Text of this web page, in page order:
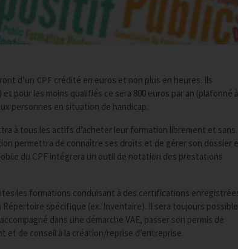
d’un CPF crédité en euros et non plus en heures. Ils
pour les moins qualifiés ce sera 800 euros par an (plafonné à
personnes en situation de handicap.
à tous les actifs d’acheter leur formation librement et sans
permettra de connaître ses droits et de gérer son dossier
du CPF intégrera un outil de notation des prestations
les formations conduisant à des certifications
spécifique (ex. Inventaire). Il sera toujours possible
dans une démarche VAE, passer son permis de
et de conseil à la création/reprise d’entreprise.